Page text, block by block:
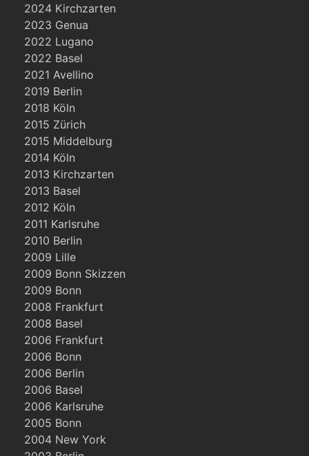
2024 Kirchzarten
2023 Genua
2022 Lugano
2022 Basel
2021 Avellino
2019 Berlin
2018 Köln
2015 Zürich
2015 Middelburg
2014 Köln
2013 Kirchzarten
2013 Basel
2012 Köln
2011 Karlsruhe
2010 Berlin
2009 Lille
2009 Bonn Skizzen
2009 Bonn
2008 Frankfurt
2008 Basel
2006 Frankfurt
2006 Bonn
2006 Berlin
2006 Basel
2006 Karlsruhe
2005 Bonn
2004 New York